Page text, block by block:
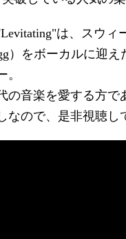
は、スウィ
）をボーカルに迎
。
の音楽を愛する方で
なので、是非視聴し